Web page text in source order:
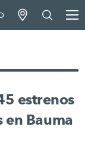
estrenos
en Bauma